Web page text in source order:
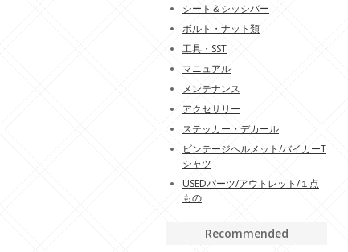
シート＆シッシバー
ボルト・ナット類
工具・SST
マニュアル
メンテナンス
アクセサリー
ステッカー・デカール
ビンテージヘルメット/バイカーT
シャツ
USEDパーツ/アウトレット/１点
もの
Recommended